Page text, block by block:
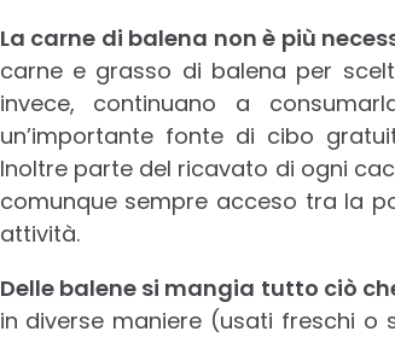
La carne di balena non è più
carne e grasso di balena per
invece, continuano a
un’importante fonte di cibo
Inoltre parte del ricavato di ogni
comunque sempre acceso tra la
attività.
Delle balene si mangia tutto ciò
in diverse maniere (usati freschi